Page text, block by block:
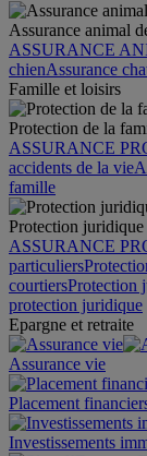
Assurance animal
ASSURANCE
chienAssurance
Famille et loisirs
Protection de la
ASSURANCE
accidents de la vie
famille
Protection juridique
ASSURANCE
particuliers
courtiersProtection
protection juridique
Epargne et retraite
Assurance vie
Placement
Investissements